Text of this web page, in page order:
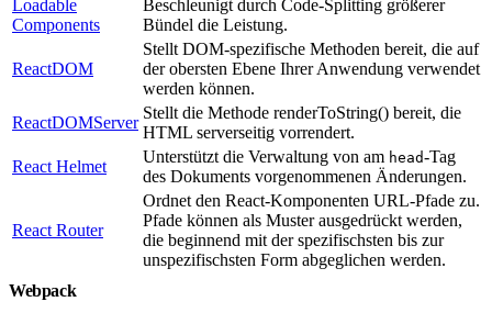
Loadable
Components
Beschleunigt durch Code-Splitting größerer
Bündel die Leistung.
ReactDOM
Stellt DOM-spezifische Methoden bereit, die auf
der obersten Ebene Ihrer Anwendung verwendet
werden können.
ReactDOMServer
Stellt die Methode renderToString() bereit, die
HTML serverseitig vorrendert.
React Helmet
Unterstützt die Verwaltung von am head-Tag
des Dokuments vorgenommenen Änderungen.
React Router
Ordnet den React-Komponenten URL-Pfade zu.
Pfade können als Muster ausgedrückt werden,
die beginnend mit der spezifischsten bis zur
unspezifischsten Form abgeglichen werden.
Webpack